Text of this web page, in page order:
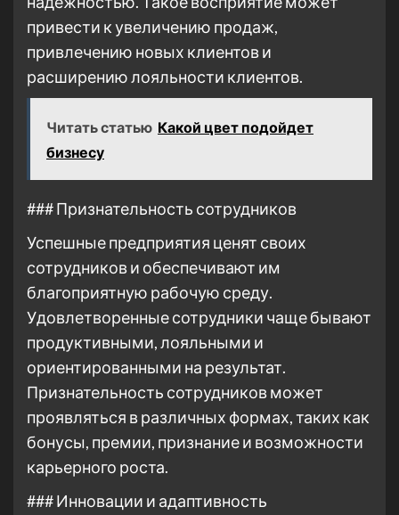
привести к увеличению продаж,
привлечению новых клиентов и
расширению лояльности клиентов.
Читать статью Какой цвет подойдет
бизнесу
### Признательность сотрудников
Успешные предприятия ценят своих
сотрудников и обеспечивают им
благоприятную рабочую среду.
Удовлетворенные сотрудники чаще бывают
продуктивными, лояльными и
ориентированными на результат.
Признательность сотрудников может
проявляться в различных формах, таких как
бонусы, премии, признание и возможности
карьерного роста.
### Инновации и адаптивность